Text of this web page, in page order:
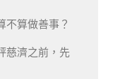
不算做善事？
慈濟之前，先